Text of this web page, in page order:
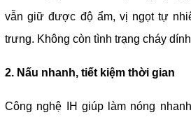
vẫn giữ được độ ẩm, vị ngọt tự
trưng. Không còn tình trạng cháy
2. Nấu nhanh, tiết kiệm thời gian
Công nghệ IH giúp làm nóng